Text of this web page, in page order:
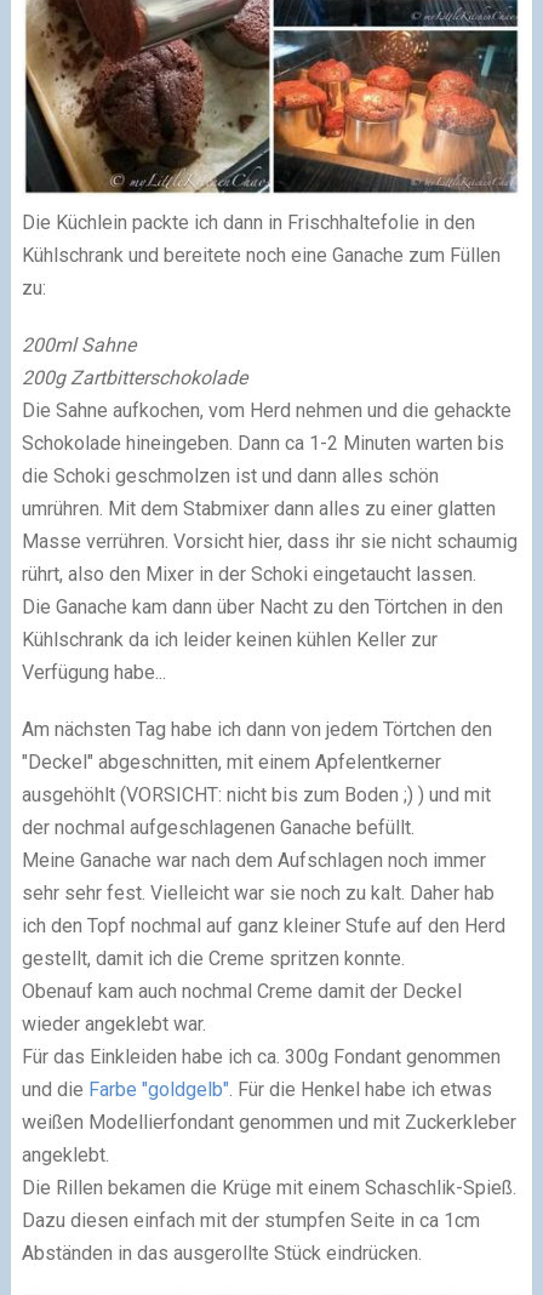
Die Küchlein packte ich dann in Frischhaltefolie in den
Kühlschrank und bereitete noch eine Ganache zum Füllen
zu:
200ml Sahne
200g Zartbitterschokolade
Die Sahne aufkochen, vom Herd nehmen und die gehackte
Schokolade hineingeben. Dann ca 1-2 Minuten warten bis
die Schoki geschmolzen ist und dann alles schön
umrühren. Mit dem Stabmixer dann alles zu einer glatten
Masse verrühren. Vorsicht hier, dass ihr sie nicht schaumig
rührt, also den Mixer in der Schoki eingetaucht lassen.
Die Ganache kam dann über Nacht zu den Törtchen in den
Kühlschrank da ich leider keinen kühlen Keller zur
Verfügung habe...
Am nächsten Tag habe ich dann von jedem Törtchen den
"Deckel" abgeschnitten, mit einem Apfelentkerner
ausgehöhlt (VORSICHT: nicht bis zum Boden ;) ) und mit
der nochmal aufgeschlagenen Ganache befüllt.
Meine Ganache war nach dem Aufschlagen noch immer
sehr sehr fest. Vielleicht war sie noch zu kalt. Daher hab
ich den Topf nochmal auf ganz kleiner Stufe auf den Herd
gestellt, damit ich die Creme spritzen konnte.
Obenauf kam auch nochmal Creme damit der Deckel
wieder angeklebt war.
Für das Einkleiden habe ich ca. 300g Fondant genommen
und die Farbe "goldgelb". Für die Henkel habe ich etwas
weißen Modellierfondant genommen und mit Zuckerkleber
angeklebt.
Die Rillen bekamen die Krüge mit einem Schaschlik-Spieß.
Dazu diesen einfach mit der stumpfen Seite in ca 1cm
Abständen in das ausgerollte Stück eindrücken.